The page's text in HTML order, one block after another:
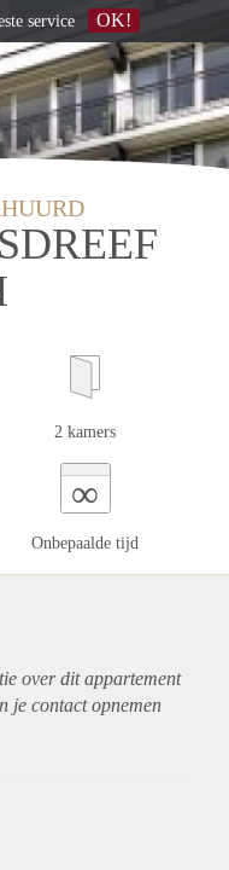
2 kamers
∞
Onbepaalde tijd
over ditappartement
je contact opnemen
service OK!